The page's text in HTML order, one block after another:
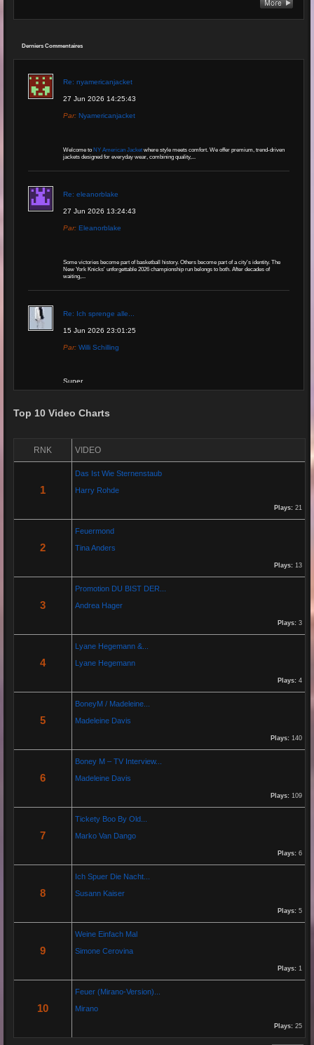
Derniers Commentaires
Re: nyamericanjacket
27 Jun 2026 14:25:43
Par: Nyamericanjacket
Welcome to NY American Jacket where style meets comfort. We offer premium, trend-driven
jackets designed for everyday wear, combining quality,...
Re: eleanorblake
27 Jun 2026 13:24:43
Par: Eleanorblake
Some victories become part of basketball history. Others become part of a city's identity. The
New York Knicks' unforgettable 2026 championship run belongs to both. After decades of
waiting,...
Re: Ich sprenge alle...
15 Jun 2026 23:01:25
Par: Willi Schilling
Super
Re: Grow Instagram
Par: Gaelroy101
Re: Grow Instagram
Discover effective ways to expand video reach using paid Instagram
views, engagement tools, and promotion strategies. Ideal for users
Re: Helmut Michaelis
Par: Helmut Michaelis
Gold mit den richtigen Werkzeugen erfolgreich zu beenden. "Alles eine Nummer kleiner" ist ihr
Re: Paolo P - Amore...
Re: 13 Jahre...
18 Oct 2024 03:52:11
Par: Schausteller-Radio
Unser Radio...
Top 10 Video Charts
RNK VIDEO
1
Das Ist Wie Sternenstaub
Harry Rohde
Plays: 21
2
Feuermond
Tina Anders
Plays: 13
3
Promotion DU BIST DER...
Andrea Hager
Plays: 3
4
Lyane Hegemann &...
Lyane Hegemann
Plays: 4
5
BoneyM / Madeleine...
Madeleine Davis
Plays: 140
6
Boney M – TV Interview...
Madeleine Davis
Plays: 109
7
Tickety Boo By Old...
Marko Van Dango
Plays: 6
8
Ich Spuer Die Nacht...
Susann Kaiser
Plays: 5
9
Weine Einfach Mal
Simone Cerovina
Plays: 1
10
Feuer (Mirano-Version)...
Mirano
Plays: 25